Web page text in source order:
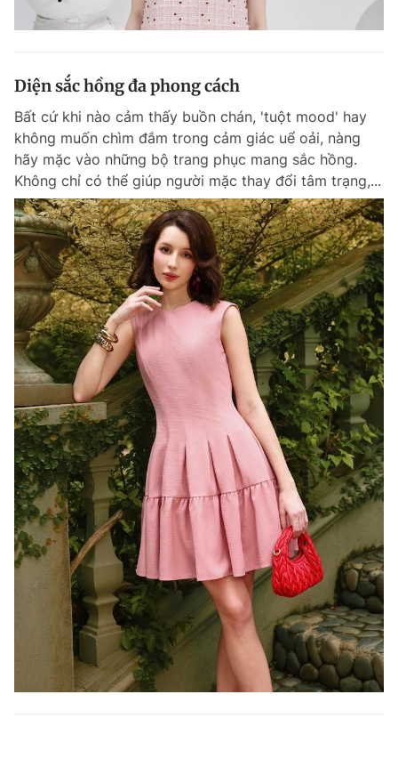
Diện sắc hồng đa phong cách
Bất cứ khi nào cảm thấy buồn chán, 'tuột mood' hay
không muốn chìm đắm trong cảm giác uể oải, nàng
hãy mặc vào những bộ trang phục mang sắc hồng.
Không chỉ có thể giúp người mặc thay đổi tâm trạng,...